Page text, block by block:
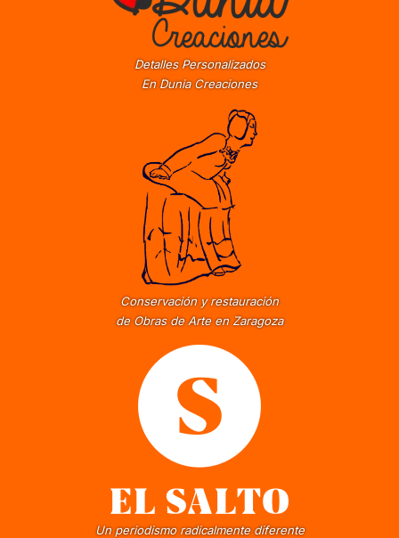
Detalles Personalizados
En Dunia Creaciones
Conservación y restauración
de Obras de Arte en Zaragoza
Un periodismo radicalmente diferente